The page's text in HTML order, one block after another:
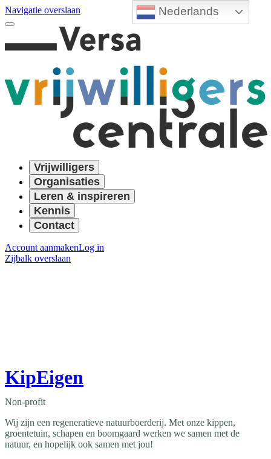
Nederlands
Navigatie overslaan
Vrijwilligers
Organisaties
Leren & inspireren
Kennis
Contact
Account aanmakenLog in
Zijbalk overslaan
KipEigen
Non-profit
Wij zijn een regeneratieve natuurboerderij. Met onze kippen,
groentetuin, schapen en boomgaard werken we samen met de
natuur, en hopelijk ook samen met jou!